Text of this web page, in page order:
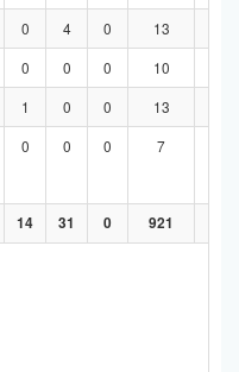
0 4 0 13
0 0 0 10
1 0 0 13
0 0 0 7
14 31 0 921